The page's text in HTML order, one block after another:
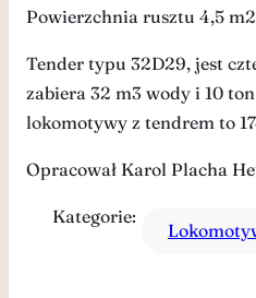
Powierzchnia rusztu 4,5
Tender typu 32D29, jest
zabiera 32 m3 wody i 10
lokomotywy z tendrem to
Opracował Karol Placha
Kategorie: